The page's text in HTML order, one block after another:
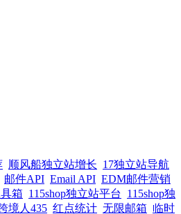
顺风船独立站增长 17独立站导航
邮件API Email API EDM邮件营销
箱 115shop独立站平台
115shop独
境人435 红点统计 无限邮箱 临时